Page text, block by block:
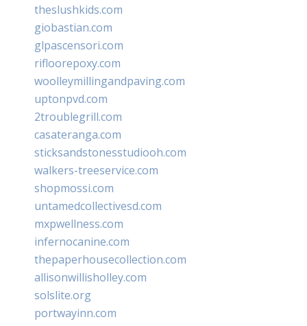
theslushkids.com
giobastian.com
glpascensori.com
rifloorepoxy.com
woolleymillingandpaving.com
uptonpvd.com
2troublegrill.com
casateranga.com
sticksandstonesstudiooh.com
walkers-treeservice.com
shopmossi.com
untamedcollectivesd.com
mxpwellness.com
infernocanine.com
thepaperhousecollection.com
allisonwillisholley.com
solslite.org
portwayinn.com